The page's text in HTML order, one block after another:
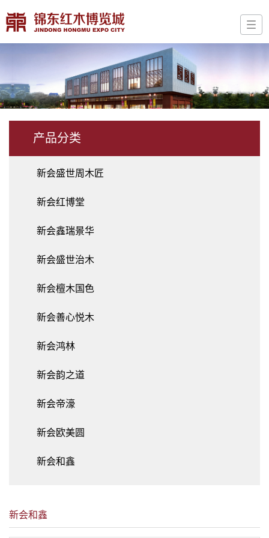
产品分类
新会盛世周木匠
新会红博堂
新会鑫瑞景华
新会盛世治木
新会檀木国色
新会善心悦木
新会鸿林
新会韵之道
新会帝濠
新会欧美圆
新会和鑫
新会和鑫